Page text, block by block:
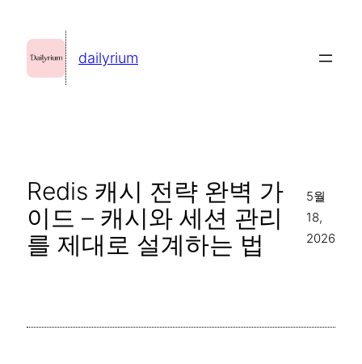
dailyrium
Redis 캐시 전략 완벽 가
이드 – 캐시와 세션 관리
를 제대로 설계하는 법
5월
18,
2026